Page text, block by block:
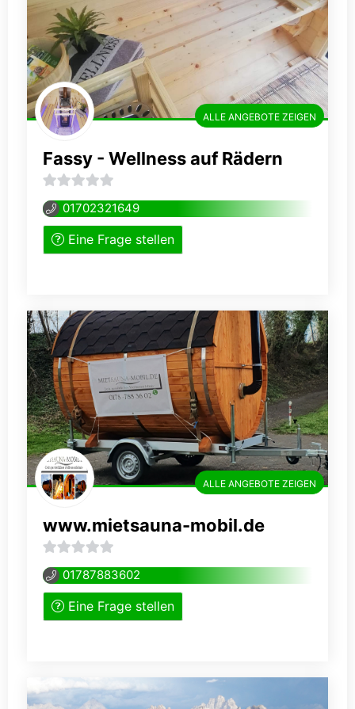
Fassy - Wellness auf Rädern
0
von
01702321649
Eine Frage stellen
ALLE ANGEBOTE ZEIGEN
www.mietsauna-mobil.de
0
von
01787883602
Eine Frage stellen
ALLE ANGEBOTE ZEIGEN